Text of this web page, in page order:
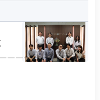
￣￣￣￣￣￣￣￣￣